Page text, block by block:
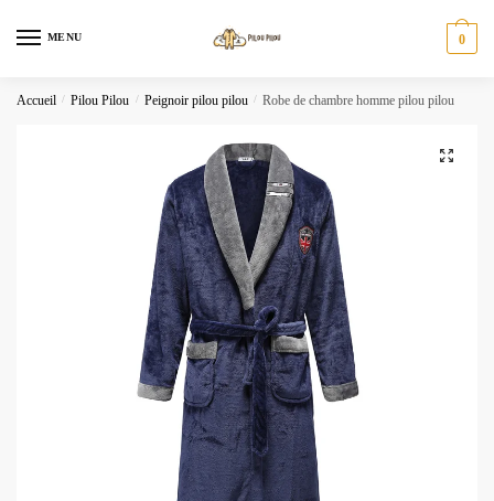
MENU 0
Accueil / Pilou Pilou / Peignoir pilou pilou / Robe de chambre homme pilou pilou